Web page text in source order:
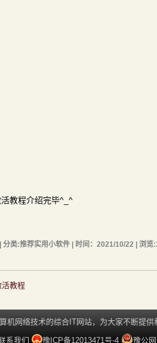
教程介绍完毕^_^
分类:推荐实用小软件 | 时间：2021/10/22 | 浏览:
活教程
网络技术的综合IT网站，为大家不断提供
系我们 豫ICP备12013471号-4 豫公